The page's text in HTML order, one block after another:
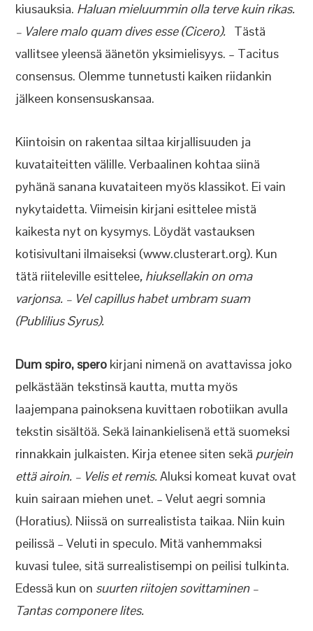
kiusauksia. Haluan mieluummin olla terve kuin rikas.
– Valere malo quam dives esse (Cicero). Tästä
vallitsee yleensä äänetön yksimielisyys. – Tacitus
consensus. Olemme tunnetusti kaiken riidankin
jälkeen konsensuskansaa.
Kiintoisin on rakentaa siltaa kirjallisuuden ja
kuvataiteitten välille. Verbaalinen kohtaa siinä
pyhänä sanana kuvataiteen myös klassikot. Ei vain
nykytaidetta. Viimeisin kirjani esittelee mistä
kaikesta nyt on kysymys. Löydät vastauksen
kotisivultani ilmaiseksi (www.clusterart.org). Kun
tätä riiteleville esittelee, hiuksellakin on oma
varjonsa. – Vel capillus habet umbram suam
(Publilius Syrus).
Dum spiro, spero kirjani nimenä on avattavissa joko
pelkästään tekstinsä kautta, mutta myös
laajempana painoksena kuvittaen robotiikan avulla
tekstin sisältöä. Sekä lainankielisenä että suomeksi
rinnakkain julkaisten. Kirja etenee siten sekä purjein
että airoin. – Velis et remis.Aluksi komeat kuvat ovat
kuin sairaan miehen unet. – Velut aegri somnia
(Horatius). Niissä on surrealistista taikaa. Niin kuin
peilissä – Veluti in speculo. Mitä vanhemmaksi
kuvasi tulee, sitä surrealistisempi on peilisi tulkinta.
Edessä kun on suurten riitojen sovittaminen –
Tantas componere lites.